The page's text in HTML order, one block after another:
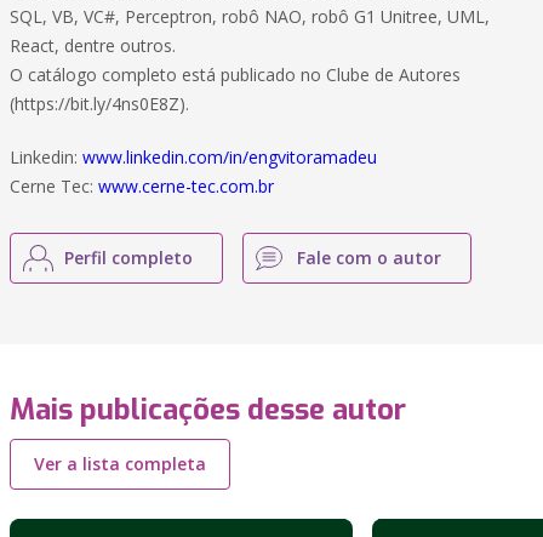
SQL, VB, VC#, Perceptron, robô NAO, robô G1 Unitree, UML,
React, dentre outros.
O catálogo completo está publicado no Clube de Autores
(https://bit.ly/4ns0E8Z).
Linkedin: www.linkedin.com/in/engvitoramadeu
Cerne Tec: www.cerne-tec.com.br
Perfil completo Fale com o autor
Mais publicações desse autor
Ver a lista completa